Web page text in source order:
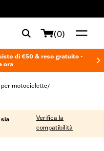
(0)
di €50 & reso gratuito -
ora
per motociclette/
Verifica la
compatibilità